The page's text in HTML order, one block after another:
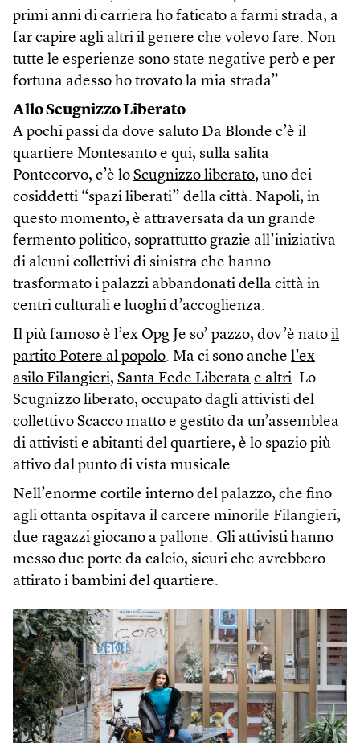
primi anni di carriera ho faticato a farmi strada, a
far capire agli altri il genere che volevo fare. Non
tutte le esperienze sono state negative però e per
fortuna adesso ho trovato la mia strada”.
Allo Scugnizzo Liberato
A pochi passi da dove saluto Da Blonde c’è il
quartiere Montesanto e qui, sulla salita
Pontecorvo, c’è lo Scugnizzo liberato, uno dei
cosiddetti “spazi liberati” della città. Napoli, in
questo momento, è attraversata da un grande
fermento politico, soprattutto grazie all’iniziativa
di alcuni collettivi di sinistra che hanno
trasformato i palazzi abbandonati della città in
centri culturali e luoghi d’accoglienza.
Il più famoso è l’ex Opg Je so’ pazzo, dov’è nato il
partito Potere al popolo. Ma ci sono anche l’ex
asilo Filangieri, Santa Fede Liberata e altri. Lo
Scugnizzo liberato, occupato dagli attivisti del
collettivo Scacco matto e gestito da un’assemblea
di attivisti e abitanti del quartiere, è lo spazio più
attivo dal punto di vista musicale.
Nell’enorme cortile interno del palazzo, che fino
agli ottanta ospitava il carcere minorile Filangieri,
due ragazzi giocano a pallone. Gli attivisti hanno
messo due porte da calcio, sicuri che avrebbero
attirato i bambini del quartiere.